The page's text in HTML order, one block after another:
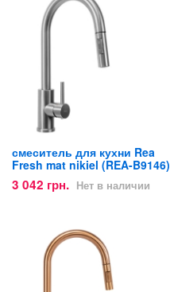
смеситель для кухни Rea
Fresh mat nikiel (REA-B9146)
3 042 грн. Нет в наличии